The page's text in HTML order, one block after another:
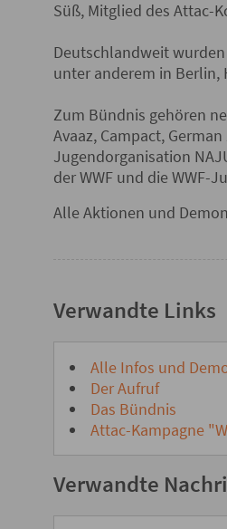
Süß, Mitglied des Attac-
Deutschlandweit
unter anderem in
Zum Bündnis gehören
Avaaz, Campact,
Jugendorganisation
der WWF und die WWF-
Alle Aktionen und
Verwandte Links
Alle Infos und
Der Aufruf
Das Bündnis
Attac-Kampagne
Verwandte